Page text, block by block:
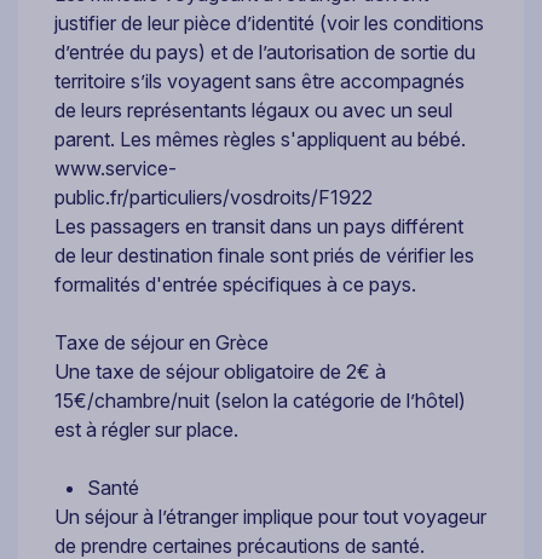
justifier de leur pièce d’identité (voir les conditions
d’entrée du pays) et de l’autorisation de sortie du
territoire s’ils voyagent sans être accompagnés
de leurs représentants légaux ou avec un seul
parent. Les mêmes règles s'appliquent au bébé.
www.service-
public.fr/particuliers/vosdroits/F1922
Les passagers en transit dans un pays différent
de leur destination finale sont priés de vérifier les
formalités d'entrée spécifiques à ce pays.
Taxe de séjour en Grèce
Une taxe de séjour obligatoire de 2€ à
15€/chambre/nuit (selon la catégorie de l’hôtel)
est à régler sur place.
Santé
Un séjour à l’étranger implique pour tout voyageur
de prendre certaines précautions de santé.